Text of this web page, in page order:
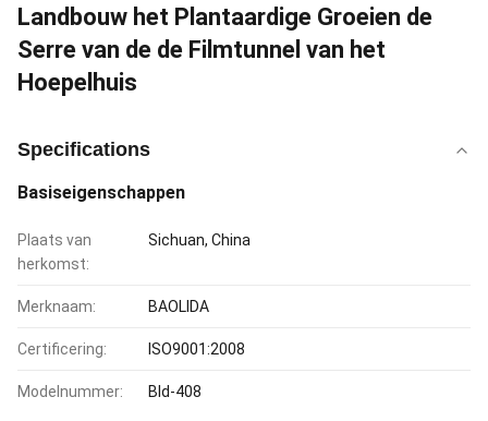
Landbouw het Plantaardige Groeien de
Serre van de de Filmtunnel van het
Hoepelhuis
Specifications
Basiseigenschappen
Plaats van
herkomst:
Sichuan, China
Merknaam: BAOLIDA
Certificering: ISO9001:2008
Modelnummer: Bld-408